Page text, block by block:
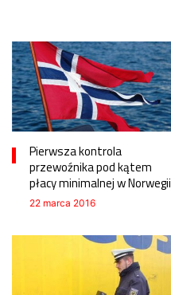
Pierwsza kontrola
przewoźnika pod kątem
płacy minimalnej w Norwegii
22 marca 2016